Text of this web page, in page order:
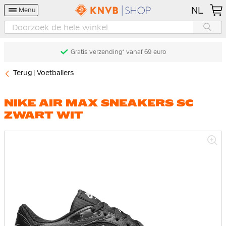
Menu NL
Gratis verzending* vanaf 69 euro
Terug Voetballers
NIKE AIR MAX SNEAKERS SC
ZWART WIT